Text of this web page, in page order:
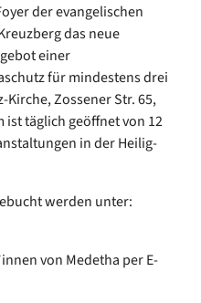
der evangelischen
das neue
einer
für mindestens drei
Kirche, Zossener Str. 65,
ist täglich geöffnet von 12
in der Heilig-
werden unter:
von Medetha per E-